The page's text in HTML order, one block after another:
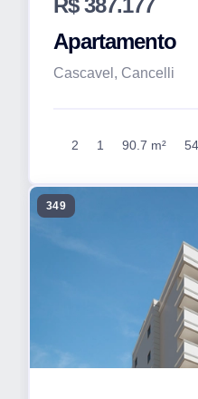
Apartamento
Cascavel, Cancelli
2 1 90.7 m²
349